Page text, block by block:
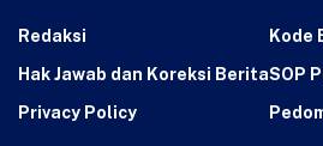
Redaksi
Kode
Hak Jawab dan Koreksi BeritaSOP
Privacy Policy